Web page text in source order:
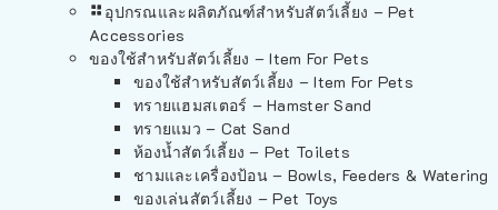
อุปกรณและผลิตภัณฑ์สำหรับสัตว์เลี้ยง – Pet
Accessories
ของใช้สำหรับสัตว์เลี้ยง – Item For Pets
ของใช้สำหรับสัตว์เลี้ยง – Item For Pets
ทรายแฮมสเตอร์ – Hamster Sand
ทรายแมว – Cat Sand
ห้องน้ำสัตว์เลี้ยง – Pet Toilets
ชามและเครื่องป้อน – Bowls, Feeders & Watering
ของเล่นสัตว์เลี้ยง – Pet Toys